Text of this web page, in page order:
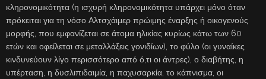
κληρονομικότητα (η ισχυρή κληρονομικότητα υπάρχει μόνο όταν
πρόκειται για τη νόσο Αλτσχάιμερ πρώιμης έναρξης ή οικογενούς
μορφής, που εμφανίζεται σε άτομα ηλικίας κυρίως κάτω των 60
ετών και οφείλεται σε μεταλλάξεις γονιδίων), το φύλο (οι γυναίκες
κινδυνεύουν λίγο περισσότερο από ό,τι οι άντρες), ο διαβήτης, η
υπέρταση, η δυσλιπιδαιμία, η παχυσαρκία, το κάπνισμα, οι